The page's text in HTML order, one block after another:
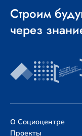
Строим
через
О Социоцентре
Проекты